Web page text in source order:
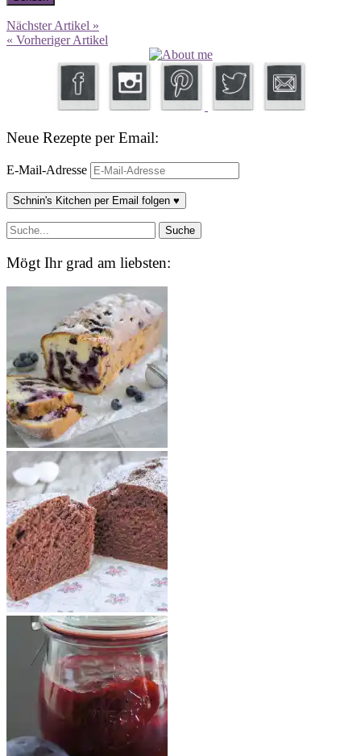
Nächster Artikel »
« Vorheriger Artikel
Neue Rezepte per Email:
E-Mail-Adresse
Schnin's Kitchen per Email folgen ♥
Mögt Ihr grad am liebsten: